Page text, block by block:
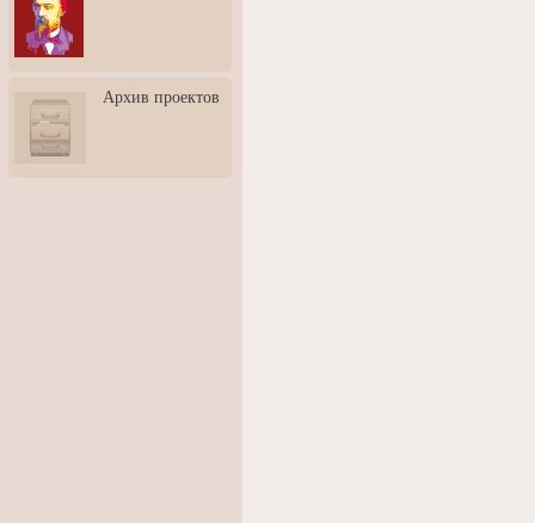
3: Обусловленности
человека и их влияние на
карьеру
скульптором Дмитрием
Тугариновым
АртБульвар в День города
Архив проектов